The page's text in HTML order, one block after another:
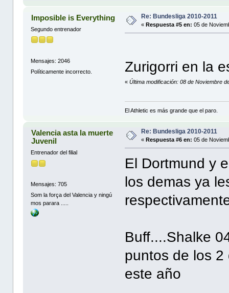
Imposible is Everything
Segundo entrenador
Mensajes: 2046
Políticamente incorrecto.
Re: Bundesliga 2010-2011
«Respuesta #5 en: 05 de
Zurigorri en la
«Última modificación: 08 de Noviembre
El Athletic es más grande que el paro.
Valencia asta la muerte
Juvenil
Entrenador del filial
Mensajes: 705
Som la força del Valencia y ningú
mos parara .....
Re: Bundesliga 2010-2011
« Respuesta #6 en: 05 de
El Dortmund y
los demas ya
Buff....Shalke
puntos de los
este año